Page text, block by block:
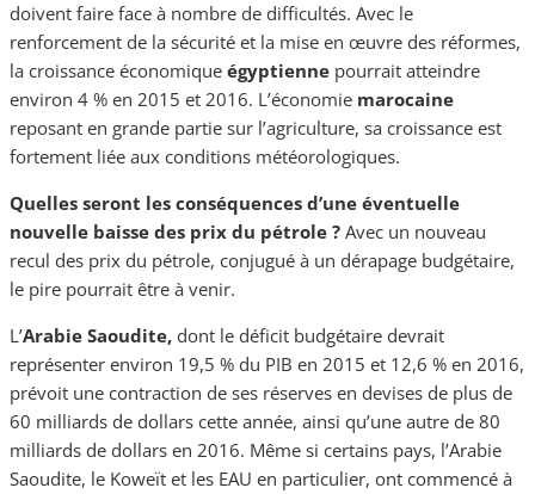
doivent faire face à nombre de difficultés. Avec le
renforcement de la sécurité et la mise en œuvre des réformes,
la croissance économique égyptienne pourrait atteindre
environ 4 % en 2015 et 2016. L’économie marocaine
reposant en grande partie sur l’agriculture, sa croissance est
fortement liée aux conditions météorologiques.
Quelles seront les conséquences d’une éventuelle
nouvelle baisse des prix du pétrole ? Avec un nouveau
recul des prix du pétrole, conjugué à un dérapage budgétaire,
le pire pourrait être à venir.
L’Arabie Saoudite, dont le déficit budgétaire devrait
représenter environ 19,5 % du PIB en 2015 et 12,6 % en 2016,
prévoit une contraction de ses réserves en devises de plus de
60 milliards de dollars cette année, ainsi qu’une autre de 80
milliards de dollars en 2016. Même si certains pays, l’Arabie
Saoudite, le Koweït et les EAU en particulier, ont commencé à